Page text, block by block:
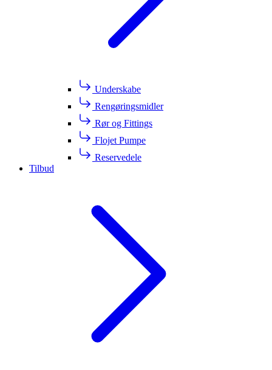
Underskabe
Rengøringsmidler
Rør og Fittings
Flojet Pumpe
Reservedele
Tilbud